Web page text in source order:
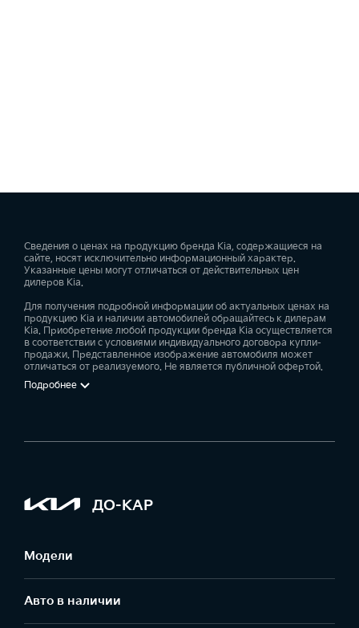
Сведения о ценах на продукцию бренда Kia, содержащиеся на
сайте, носят исключительно информационный характер.
Указанные цены могут отличаться от действительных цен
дилеров Kia.
Для получения подробной информации об актуальных ценах на
продукцию Kia и наличии автомобилей обращайтесь к дилерам
Kia. Приобретение любой продукции бренда Kia осуществляется
в соответствии с условиями индивидуального договора купли-
продажи. Представленное изображение автомобиля может
отличаться от реализуемого. Не является публичной офертой.
Подробнее
ДО-КАР
Модели
Авто в наличии